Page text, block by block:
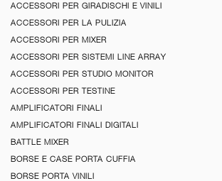
ACCESSORI PER GIRADISCHI E VINILI
ACCESSORI PER LA PULIZIA
ACCESSORI PER MIXER
ACCESSORI PER SISTEMI LINE ARRAY
ACCESSORI PER STUDIO MONITOR
ACCESSORI PER TESTINE
AMPLIFICATORI FINALI
AMPLIFICATORI FINALI DIGITALI
BATTLE MIXER
BORSE E CASE PORTA CUFFIA
BORSE PORTA VINILI